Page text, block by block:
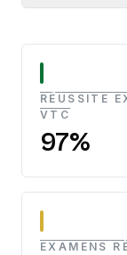
RÉUSSITE
VTC
97%
EXAMENS